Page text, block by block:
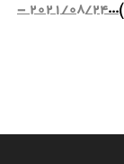
2021/08/24 -